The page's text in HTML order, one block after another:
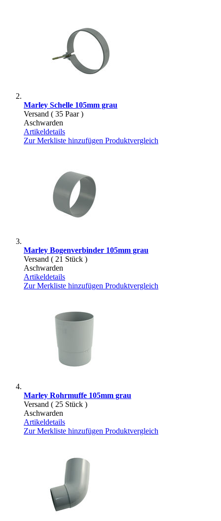
Marley Schelle 105mm grau
Versand ( 35 Paar )
Aschwarden
Artikeldetails
Zur Merkliste hinzufügen Produktvergleich
Marley Bogenverbinder 105mm grau
Versand ( 21 Stück )
Aschwarden
Artikeldetails
Zur Merkliste hinzufügen Produktvergleich
Marley Rohrmuffe 105mm grau
Versand ( 25 Stück )
Aschwarden
Artikeldetails
Zur Merkliste hinzufügen Produktvergleich